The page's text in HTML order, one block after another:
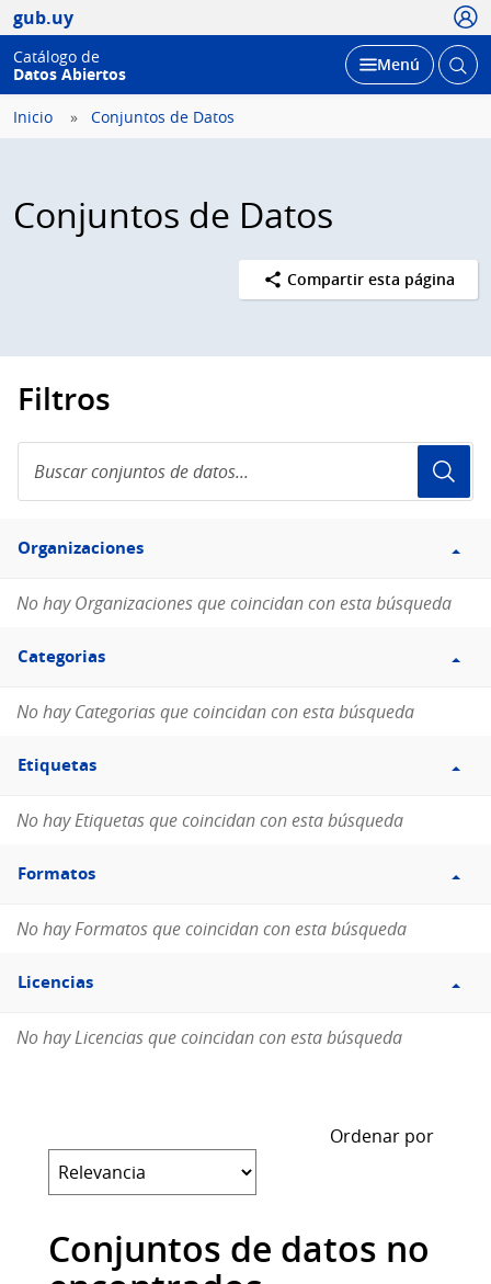
gub.uy
Catálogo de
Datos Abiertos
Desplegar
Menú Abrir
Inicio Conjuntos de Datos
Conjuntos de Datos
Compartir esta página
Filtros
conjuntos
de
Filtro
Organizaciones
Organizaciones
No hay Organizaciones que coincidan con esta búsqueda
Filtro
Categorias
Categorias
No hay Categorias que coincidan con esta búsqueda
Filtro
Etiquetas
Etiquetas
No hay Etiquetas que coincidan con esta búsqueda
Filtro
Formatos
Formatos
No hay Formatos que coincidan con esta búsqueda
Filtro
Licencias
Licencias
No hay Licencias que coincidan con esta búsqueda
Ordenar por
Conjuntos de datos no